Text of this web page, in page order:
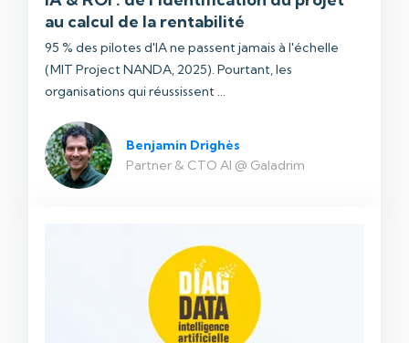
au calcul de la rentabilité
95 % des pilotes d'IA ne passent jamais à l'échelle
(MIT Project NANDA, 2025). Pourtant, les
organisations qui réussissent ...
Benjamin Drighès
Partner & CTO AI @ Galadrim